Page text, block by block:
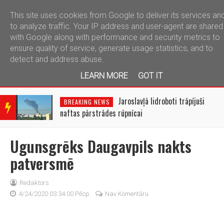
telegram
BRE
AKIN
NEW
BREAKING NEWS
Jaroslavļā lidroboti trāpījuši
naftas pārstrādes rūpnīcai
Ugunsgrēks Daugavpils nakts
patversmē
Redaktors
4/24/2020 03:34:00 Pēcp.
Nav Komentāru
This site uses cookies from Google to deliver its services
to analyze traffic. Your IP address and user-agent are shared
with Google along with performance and security metrics to
ensure quality of service, generate usage statistics, and to
detect and address abuse.
LEARN MORE
GOT IT